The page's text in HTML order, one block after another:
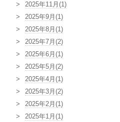
2025年11月(1)
2025年9月(1)
2025年8月(1)
2025年7月(2)
2025年6月(1)
2025年5月(2)
2025年4月(1)
2025年3月(2)
2025年2月(1)
2025年1月(1)